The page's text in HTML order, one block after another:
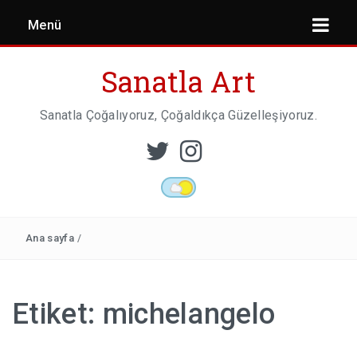
Menü
Sanatla Art
Sanatla Çoğalıyoruz, Çoğaldıkça Güzelleşiyoruz.
Ana sayfa /
Etiket: michelangelo